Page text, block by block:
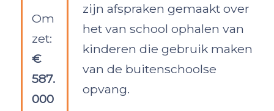
Om
zet:
€
587.
000
zijn afspraken gemaakt over
het van school ophalen van
kinderen die gebruik maken
van de buitenschoolse
opvang.